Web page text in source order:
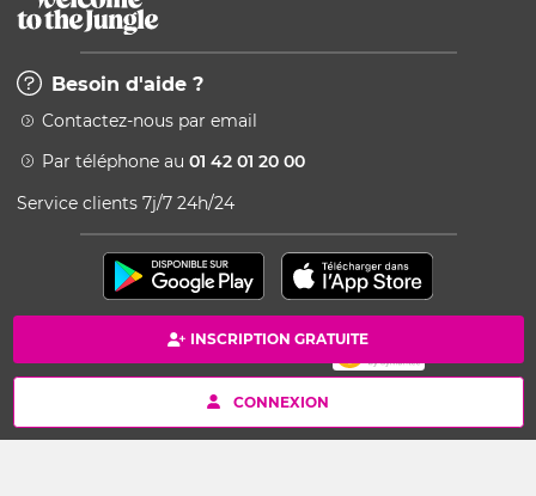
INSCRIPTION GRATUITE
CONNEXION
Besoin d'aide ?
Contactez-nous par email
Par téléphone au 01 42 01 20 00
Service clients 7j/7 24h/24
Paiement 100% sécurisé
Copyright © 2026 Kang - Powered by Ingenio